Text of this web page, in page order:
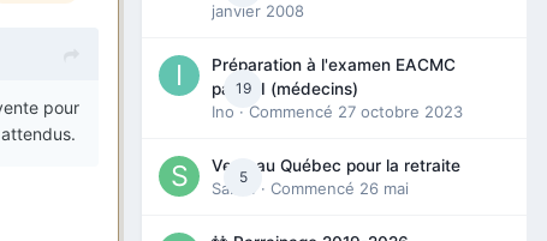
pour
janvier 2008
19
Préparation à l'examen EACMC
partie I (médecins)
Ino · Commencé 27 octobre 2023
5
Venir au Québec pour la retraite
Sab74
· Commencé 26 mai